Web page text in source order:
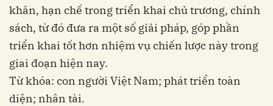
khăn, hạn chế trong triển khai chủ trương, chính
sách, từ đó đưa ra một số giải pháp, góp phần
triển khai tốt hơn nhiệm vụ chiến lược này trong
giai đoạn hiện nay.
Từ khóa: con người Việt Nam; phát triển toàn
diện; nhân tài.